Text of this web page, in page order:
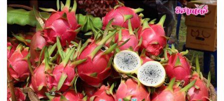
ตั้ง
ภายใน 60 วัน
บก.ปส.2
ทลาย
เครือ
ข่าย
ยา
เสพ
ติด
“Dark
Farm